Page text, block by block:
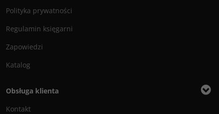
Polityka prywatności
Regulamin księgarni
Zapowiedzi
Katalog
Obsługa klienta
Kontakt